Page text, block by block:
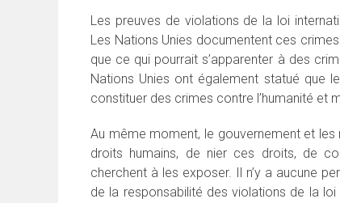
Les preuves de violations de la loi
Les Nations Unies documentent ces
que ce qui pourrait s’apparenter à des
Nations Unies ont également statué que
constituer des crimes contre l’humanité et
Au même moment, le gouvernement et
droits humains, de nier ces droits, de
cherchent à les exposer. Il n’y a aucune
de la responsabilité des violations de la